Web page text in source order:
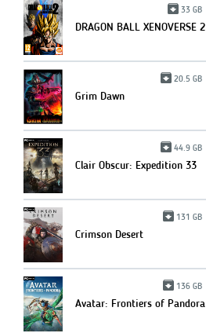
33 GB
DRAGON BALL XENOVERSE 2
20.5 GB
Grim Dawn
44.9 GB
Clair Obscur: Expedition 33
131 GB
Crimson Desert
136 GB
Avatar: Frontiers of Pandora